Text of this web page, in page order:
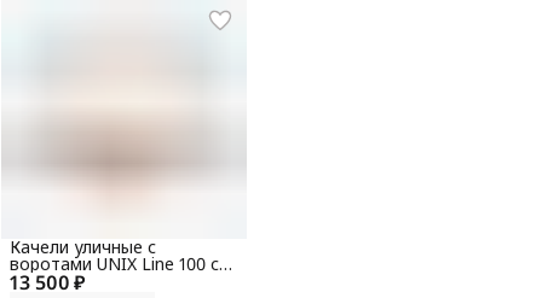
13 500 ₽
Качели уличные с
воротами UNIX Line 100 см
Orange